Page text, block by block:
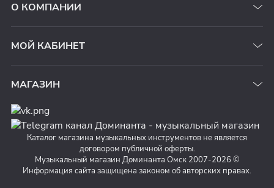
О КОМПАНИИ
МОЙ КАБИНЕТ
МАГАЗИН
Каталог магазина музыкальных инструментов не является
договором публичной оферты.
Музыкальный магазин Доминанта Омск 2007-2026 ©
Информация сайта защищена законом об авторских правах.